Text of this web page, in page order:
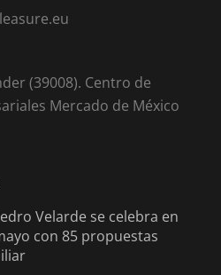
(39008). Centro de
Mercado de México
Velarde se celebra en
con 85 propuestas